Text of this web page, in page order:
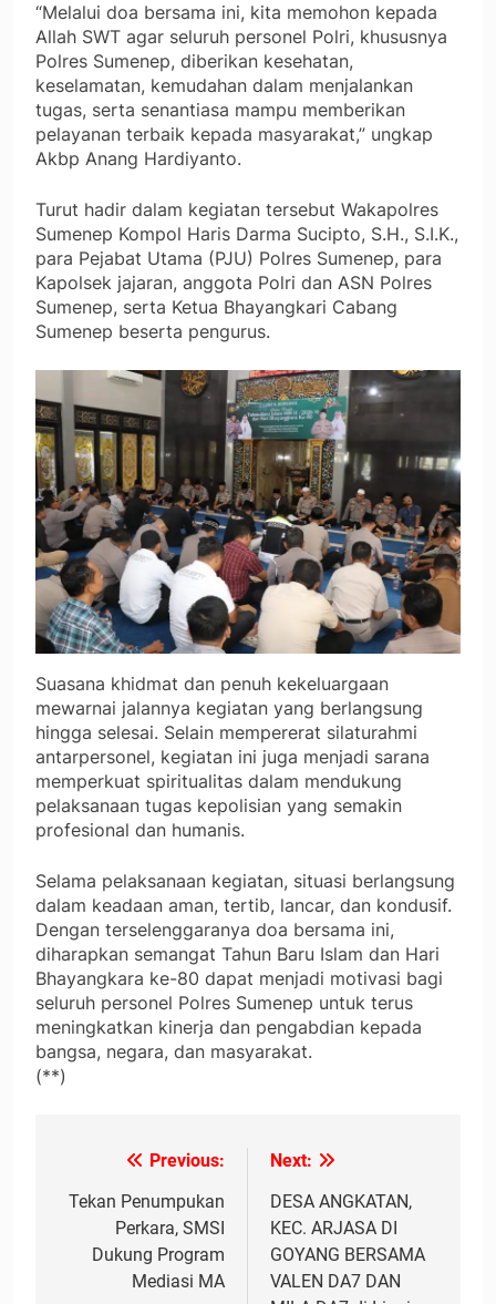
“Melalui doa bersama ini, kita memohon kepada
Allah SWT agar seluruh personel Polri, khususnya
Polres Sumenep, diberikan kesehatan,
keselamatan, kemudahan dalam menjalankan
tugas, serta senantiasa mampu memberikan
pelayanan terbaik kepada masyarakat,” ungkap
Akbp Anang Hardiyanto.
Turut hadir dalam kegiatan tersebut Wakapolres
Sumenep Kompol Haris Darma Sucipto, S.H., S.I.K.,
para Pejabat Utama (PJU) Polres Sumenep, para
Kapolsek jajaran, anggota Polri dan ASN Polres
Sumenep, serta Ketua Bhayangkari Cabang
Sumenep beserta pengurus.
Suasana khidmat dan penuh kekeluargaan
mewarnai jalannya kegiatan yang berlangsung
hingga selesai. Selain mempererat silaturahmi
antarpersonel, kegiatan ini juga menjadi sarana
memperkuat spiritualitas dalam mendukung
pelaksanaan tugas kepolisian yang semakin
profesional dan humanis.
Selama pelaksanaan kegiatan, situasi berlangsung
dalam keadaan aman, tertib, lancar, dan kondusif.
Dengan terselenggaranya doa bersama ini,
diharapkan semangat Tahun Baru Islam dan Hari
Bhayangkara ke-80 dapat menjadi motivasi bagi
seluruh personel Polres Sumenep untuk terus
meningkatkan kinerja dan pengabdian kepada
bangsa, negara, dan masyarakat.
(**)
Navigasi
pos
Previous:
Tekan Penumpukan
Perkara, SMSI
Dukung Program
Mediasi MA
Next:
DESA ANGKATAN,
KEC. ARJASA DI
GOYANG BERSAMA
VALEN DA7 DAN